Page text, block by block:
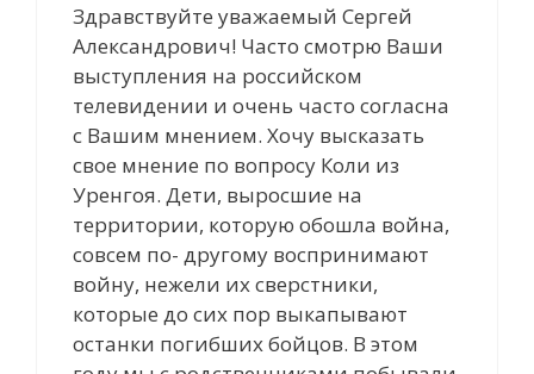
Здравствуйте уважаемый Сергей
Александрович! Часто смотрю Ваши
выступления на российском
телевидении и очень часто согласна
с Вашим мнением. Хочу высказать
свое мнение по вопросу Коли из
Уренгоя. Дети, выросшие на
территории, которую обошла война,
совсем по- другому воспринимают
войну, нежели их сверстники,
которые до сих пор выкапывают
останки погибших бойцов. В этом